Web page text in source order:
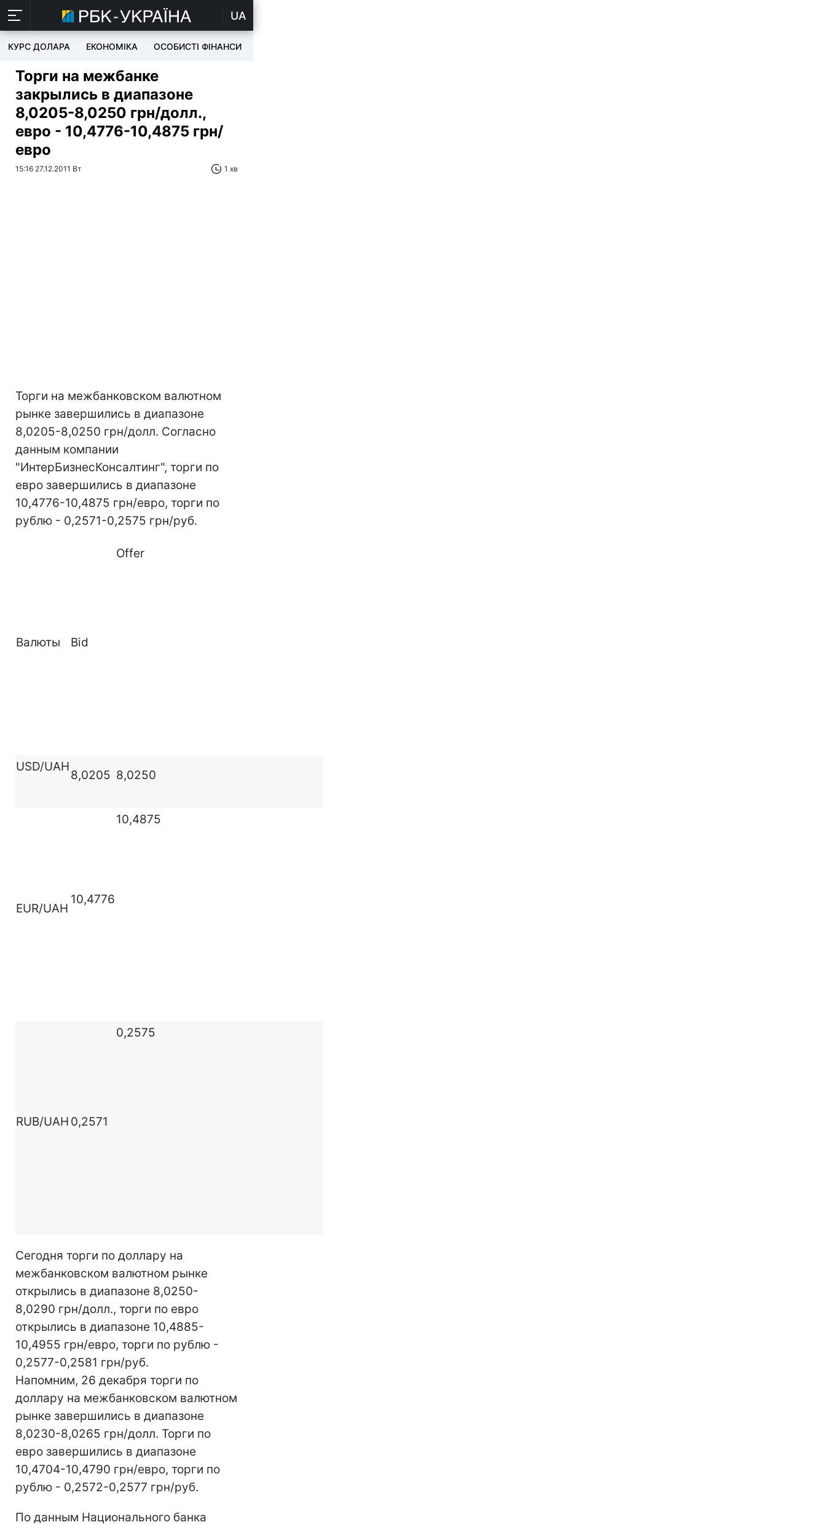
UA
КУРС ДОЛАРА ЕКОНОМІКА ОСОБИСТІ ФІНАНСИ
Торги на межбанке
закрылись в диапазоне
8,0205-8,0250 грн/долл.,
евро - 10,4776-10,4875 грн/
евро
15:16 27.12.2011 Вт 1 хв
Торги на межбанковском валютном
рынке завершились в диапазоне
8,0205-8,0250 грн/долл. Согласно
данным компании
"ИнтерБизнесКонсалтинг", торги по
евро завершились в диапазоне
10,4776-10,4875 грн/евро, торги по
рублю - 0,2571-0,2575 грн/руб.
Валюты Bid
Offer
USD/UAH
8,0205 8,0250
EUR/UAH
10,4776
10,4875
RUB/UAH 0,2571
0,2575
Сегодня торги по доллару на
межбанковском валютном рынке
открылись в диапазоне 8,0250-
8,0290 грн/долл., торги по евро
открылись в диапазоне 10,4885-
10,4955 грн/евро, торги по рублю -
0,2577-0,2581 грн/руб.
Напомним, 26 декабря торги по
доллару на межбанковском валютном
рынке завершились в диапазоне
8,0230-8,0265 грн/долл. Торги по
евро завершились в диапазоне
10,4704-10,4790 грн/евро, торги по
рублю - 0,2572-0,2577 грн/руб.
По данным Национального банка